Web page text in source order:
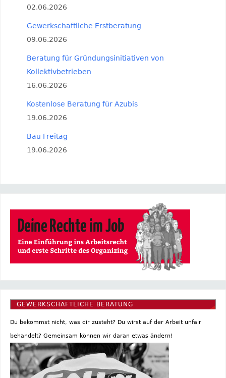
02.06.2026
Gewerkschaftliche Erstberatung
09.06.2026
Beratung für Gründungsinitiativen von
Kollektivbetrieben
16.06.2026
Kostenlose Beratung für Azubis
19.06.2026
Bau Freitag
19.06.2026
GEWERKSCHAFTLICHE BERATUNG
Du bekommst nicht, was dir zusteht? Du wirst auf der Arbeit unfair
behandelt? Gemeinsam können wir daran etwas ändern!